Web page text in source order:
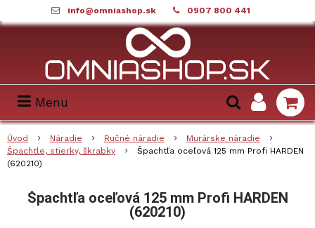
info@omniashop.sk 0907 800 441
Menu
Úvod Náradie Ručné náradie
Murárske náradie
Špachtle, stierky, škrabky
Špachtľa oceľová 125 mm Profi HARDEN
(620210)
Špachtľa oceľová 125 mm Profi HARDEN
(620210)